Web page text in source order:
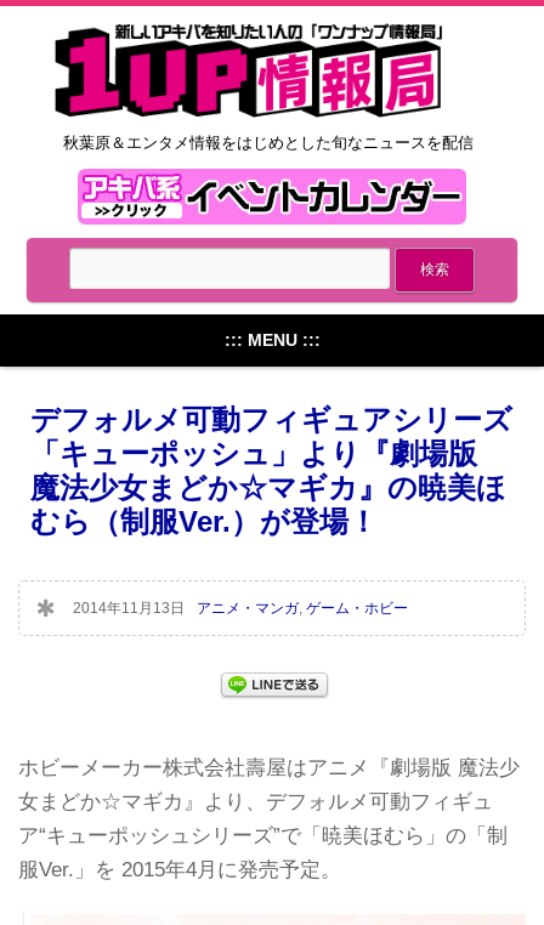
秋葉原＆エンタメ情報をはじめとした旬なニュースを配信
::: MENU :::
デフォルメ可動フィギュアシリーズ
「キューポッシュ」より『劇場版
魔法少女まどか☆マギカ』の暁美ほ
むら（制服Ver.）が登場！
2014年11月13日 アニメ・マンガ ゲーム・ホビー
ホビーメーカー株式会社壽屋はアニメ『劇場版 魔法少
女まどか☆マギカ』より、デフォルメ可動フィギュ
ア“キューポッシュシリーズ”で「暁美ほむら」の「制
服Ver.」を 2015年4月に発売予定。